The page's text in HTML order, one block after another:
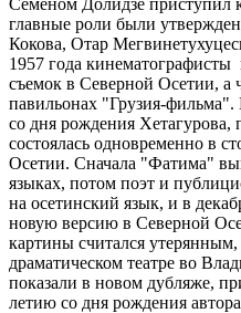
главные роли были
Кокова, Отар
1957 года
съемок в Северной Осетии, а
павильонах "Грузия-
со дня рождения Хетагурова,
состоялась одновременно в
Осетии. Сначала "Фатима"
языках, потом поэт и
на осетинский язык, и в
новую версию в Северной
картины считался
драматическом театре во
показали в новом дубляже,
летию со дня рождения